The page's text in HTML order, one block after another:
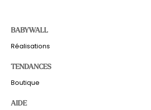
BABYWALL
Réalisations
TENDANCES
Boutique
AIDE